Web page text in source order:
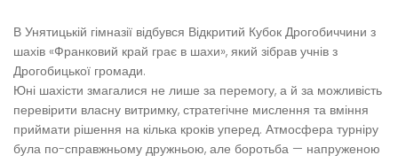
В Унятицькій гімназії відбувся Відкритий Кубок Дрогобиччини з
шахів «Франковий край грає в шахи», який зібрав учнів з
Дрогобицької громади.
Юні шахісти змагалися не лише за перемогу, а й за можливість
перевірити власну витримку, стратегічне мислення та вміння
приймати рішення на кілька кроків уперед. Атмосфера турніру
була по-справжньому дружньою, але боротьба — напруженою